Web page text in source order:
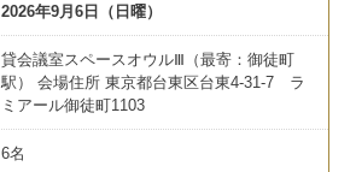
2026年9月6日（日曜）
貸会議室スペースオウルⅢ（最寄：御徒町
駅） 会場住所 東京都台東区台東4-31-7 ラ
ミアール御徒町1103
6名